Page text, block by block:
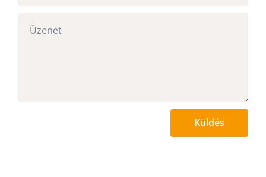
Küldés